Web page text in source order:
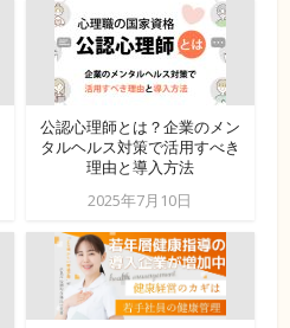
公認心理師とは？企業のメン
タルヘルス対策で活用すべき
理由と導入方法
2025年7月10日